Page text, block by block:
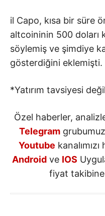
il Capo, kısa bir süre
altcoininin 500 doları
söylemiş ve şimdiye
gösterdiğini eklemişti.
*Yatırım tavsiyesi
Özel haberler,
Telegram
Youtube
Androidve IOS
fiyat takibine